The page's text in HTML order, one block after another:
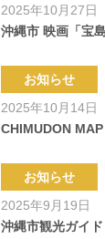
2025年10月27日
沖縄市 映画「宝
お知らせ
2025年10月14日
CHIMUDON MAP
お知らせ
2025年9月19日
沖縄市観光ガイ